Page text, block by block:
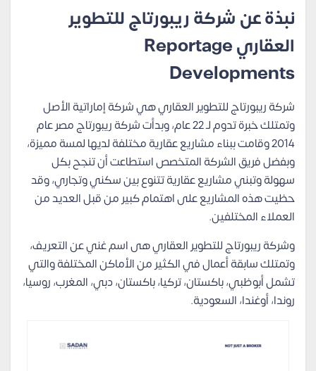
نبذة عن شركة ريبورتاج للتطوير
العقاري Reportage
Developments
شركة ريبورتاج للتطوير العقاري هي شركة إماراتية الأصل
وتمتلك خبرة تدوم لـ 22 عام، وبدأت شركة ريبورتاج مصر عام
2014 وقامت ببناء مشاريع عقارية مختلفة لديها لمسة مميزة،
وبفضل فريق الشركة المتخصص استطاعت أن تنجح بكل
سهولة وتبني مشاريع عقارية تتنوع بين سكني وتجاري، وقد
حظيت هذه المشاريع على اهتمام كبير من قبل العديد من
العملاء المختلفين.
وشركة ريبورتاج للتطوير العقاري هى اسم غني عن التعريف،
وتمتلك سابقة أعمال في الكثير من الأماكن المختلفة والتي
تشمل أبوظبي، باكستان، تركيا، باكستان، دبي، المغرب، روسيا،
روندا، أوغندا، السعودية.